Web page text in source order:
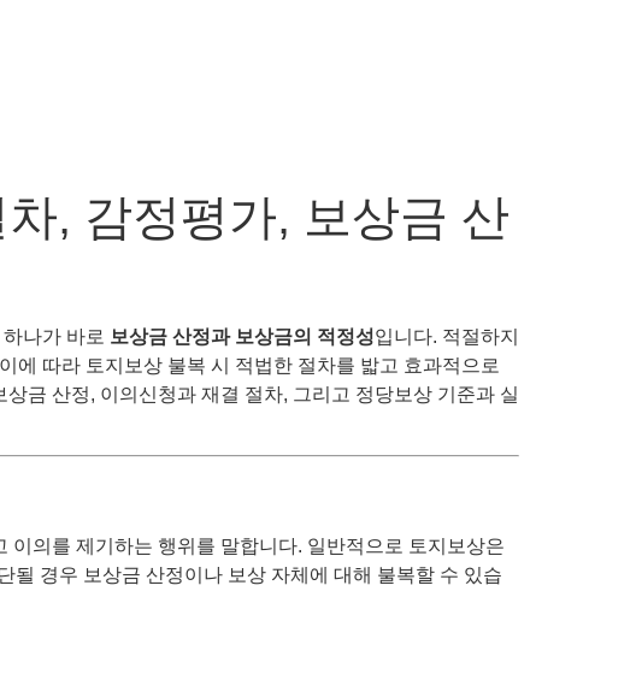
, 감정평가, 보상금 산
나가 바로 보상금 산정과 보상금의 적정성입니다. 적절하지
에 따라 토지보상 불복 시 적법한 절차를 밟고 효과적으로
금 산정, 이의신청과 재결 절차, 그리고 정당보상 기준과 실
의를 제기하는 행위를 말합니다. 일반적으로 토지보상은
경우 보상금 산정이나 보상 자체에 대해 불복할 수 있습